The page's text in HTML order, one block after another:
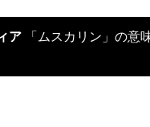
ア 「ムスカリン」の意